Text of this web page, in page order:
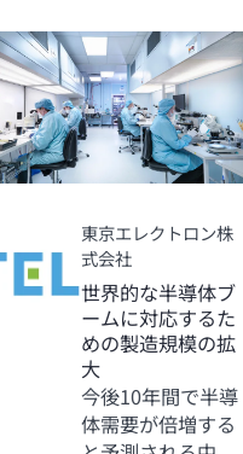
東京エレクトロン株
式会社
世界的な半導体ブ
ームに対応するた
めの製造規模の拡
大
今後10年間で半導
体需要が倍増する